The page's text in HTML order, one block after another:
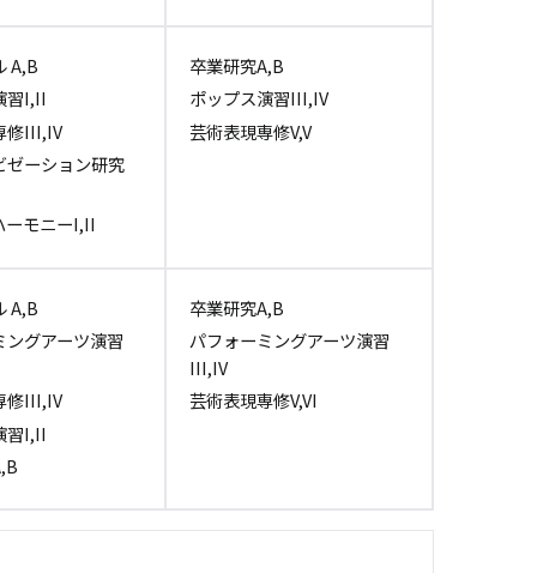
A,B
習I,II
修III,IV
ゼーション研究
ーモニーI,II
卒業研究A,B
ポップス演習III,IV
芸術表現専修V,V
A,B
ングアーツ演習
修III,IV
習I,II
卒業研究A,B
パフォーミングアーツ演習
III,IV
芸術表現専修V,VI